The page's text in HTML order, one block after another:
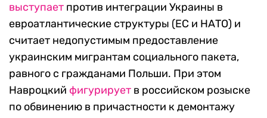
выступает против интеграции Украины в
евроатлантические структуры (ЕС и НАТО) и
считает недопустимым предоставление
украинским мигрантам социального пакета,
равного с гражданами Польши. При этом
Навроцкий фигурирует в российском розыске
по обвинению в причастности к демонтажу